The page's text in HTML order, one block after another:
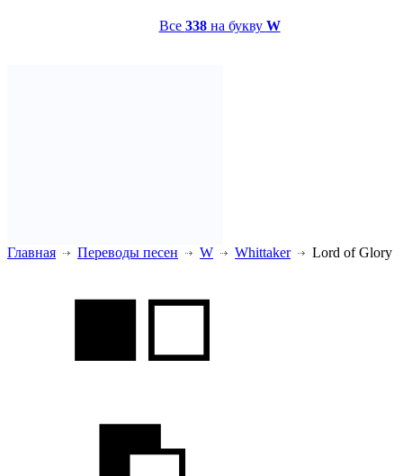
Все 338на букву W
Главная Переводы песен W Whittaker Lord of Glory